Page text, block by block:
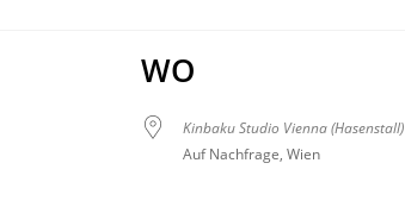
WO
Kinbaku Studio Vienna (Hasenstall)
Auf Nachfrage, Wien